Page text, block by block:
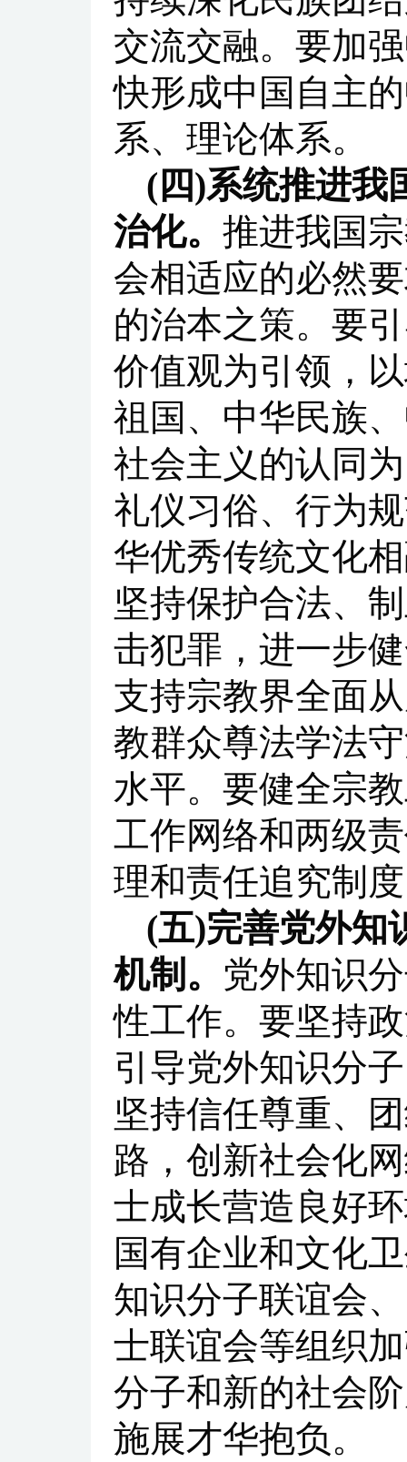
交流交融。要加
快形成中国自主
系、理论体系。
(四)系统推进我
治化。 推进我国
会相适应的必然
的治本之策。要
价值观为引领，
祖国、中华民族
社会主义的认同
礼仪习俗、行为
华优秀传统文化
坚持保护合法、
击犯罪，进一步
支持宗教界全面
教群众尊法学法
水平。要健全宗
工作网络和两级
理和责任追究制
(五)完善党外知
机制。 党外知识
性工作。要坚持
引导党外知识分
坚持信任尊重、
路，创新社会化
士成长营造良好
国有企业和文化
知识分子联谊会
士联谊会等组织
分子和新的社会
施展才华抱负。